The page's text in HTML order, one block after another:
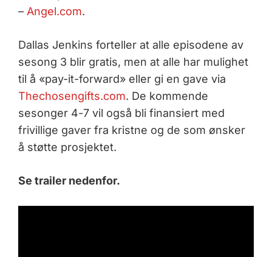
– Angel.com.
Dallas Jenkins forteller at alle episodene av
sesong 3 blir gratis, men at alle har mulighet
til å «pay-it-forward» eller gi en gave via
Thechosengifts.com. De kommende
sesonger 4-7 vil også bli finansiert med
frivillige gaver fra kristne og de som ønsker
å støtte prosjektet.
Se trailer nedenfor.